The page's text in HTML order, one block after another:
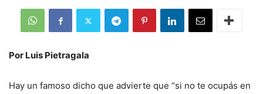
Por Luis Pietragala
Hay un famoso dicho que advierte que “si no te ocupás en